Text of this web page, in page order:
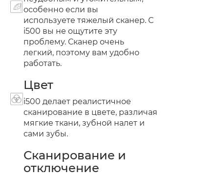
особенно если вы
используете тяжелый сканер. С
i500 вы не ощутите эту
проблему. Сканер очень
легкий, поэтому вам удобно
работать.
Цвет
i500 делает реалистичное
сканирование в цвете, различая
мягкие ткани, зубной налет и
сами зубы.
Сканирование и
отключение